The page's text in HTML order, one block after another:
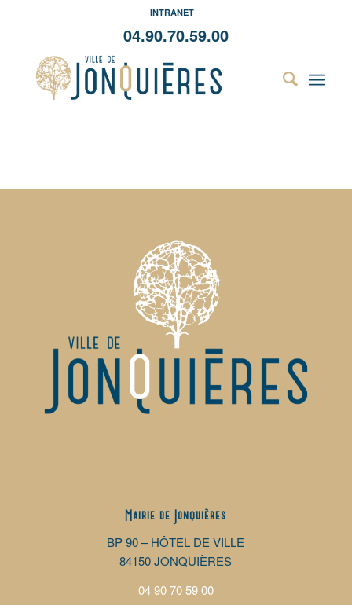
INTRANET
04.90.70.59.00
Mairie de Jonquières
BP 90 – HÔTEL DE VILLE
84150 JONQUIÈRES
04 90 70 59 00